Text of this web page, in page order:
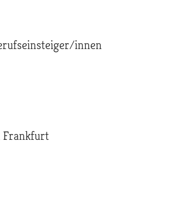
innen
Frankfurt